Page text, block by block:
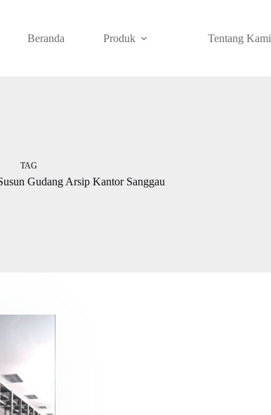
Beranda Produk Tentang Kami
TAG
Gudang Arsip Kantor Sanggau